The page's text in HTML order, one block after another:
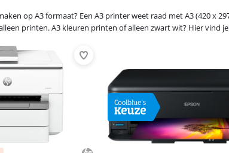
op A3 formaat? Een A3 printer weet raad met A3 (420 x
printen. A3 kleuren printen of alleen zwart wit? Hier vind